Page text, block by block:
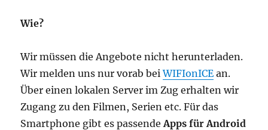
Wie?
Wir müssen die Angebote nicht herunterladen.
Wir melden uns nur vorab beiWIFIonICE an.
Über einen lokalen Server im Zug erhalten wir
Zugang zu den Filmen, Serien etc. Für das
Smartphone gibt es passendeApps für Android